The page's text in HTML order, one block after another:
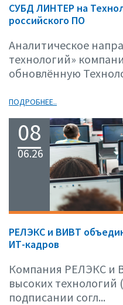
СУБД ЛИНТЕР на
российского ПО
Аналитическое
технологий»
обновлённую
ПОДРОБНЕЕ..
08
06.26
РЕЛЭКС и ВИВТ
ИТ-кадров
Компания РЕЛЭКС и
высоких
подписании согл...